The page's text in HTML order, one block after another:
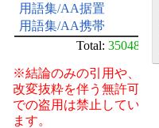
用語集/AA据置
用語集/AA携帯
Total: 35048
※結論のみの引用や、
改変抜粋を伴う無許可
での盗用は禁止してい
ます。